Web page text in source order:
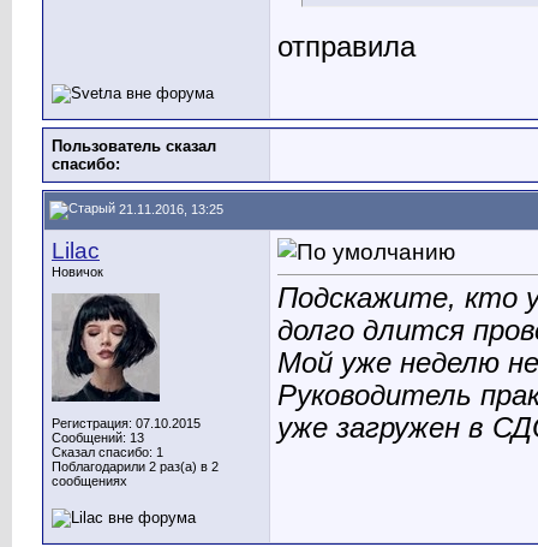
отправила
Пользователь сказал
cпасибо:
21.11.2016, 13:25
Lilac
Новичок
Регистрация: 07.10.2015
Сообщений: 13
Сказал спасибо: 1
Поблагодарили 2 раз(а) в 2
сообщениях
Подскажите, кто
долго длится
Мой уже неделю
Руководитель
уже загружен в